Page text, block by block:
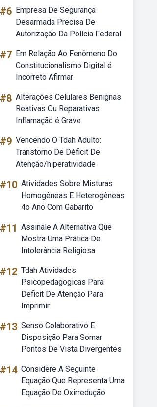
#6 Empresa De Segurança
Desarmada Precisa De
Autorização Da Polícia Federal
#7 Em Relação Ao Fenômeno Do
Constitucionalismo Digital é
Incorreto Afirmar
#8 Alterações Celulares Benignas
Reativas Ou Reparativas
Inflamação é Grave
#9 Vencendo O Tdah Adulto:
Transtorno De Déficit De
Atenção/hiperatividade
#10 Atividades Sobre Misturas
Homogêneas E Heterogêneas
4o Ano Com Gabarito
#11 Assinale A Alternativa Que
Mostra Uma Prática De
Intolerância Religiosa
#12 Tdah Atividades
Psicopedagogicas Para
Deficit De Atenção Para
Imprimir
#13 Senso Colaborativo E
Disposição Para Somar
Pontos De Vista Divergentes
#14 Considere A Seguinte
Equação Que Representa Uma
Equação De Oxirredução